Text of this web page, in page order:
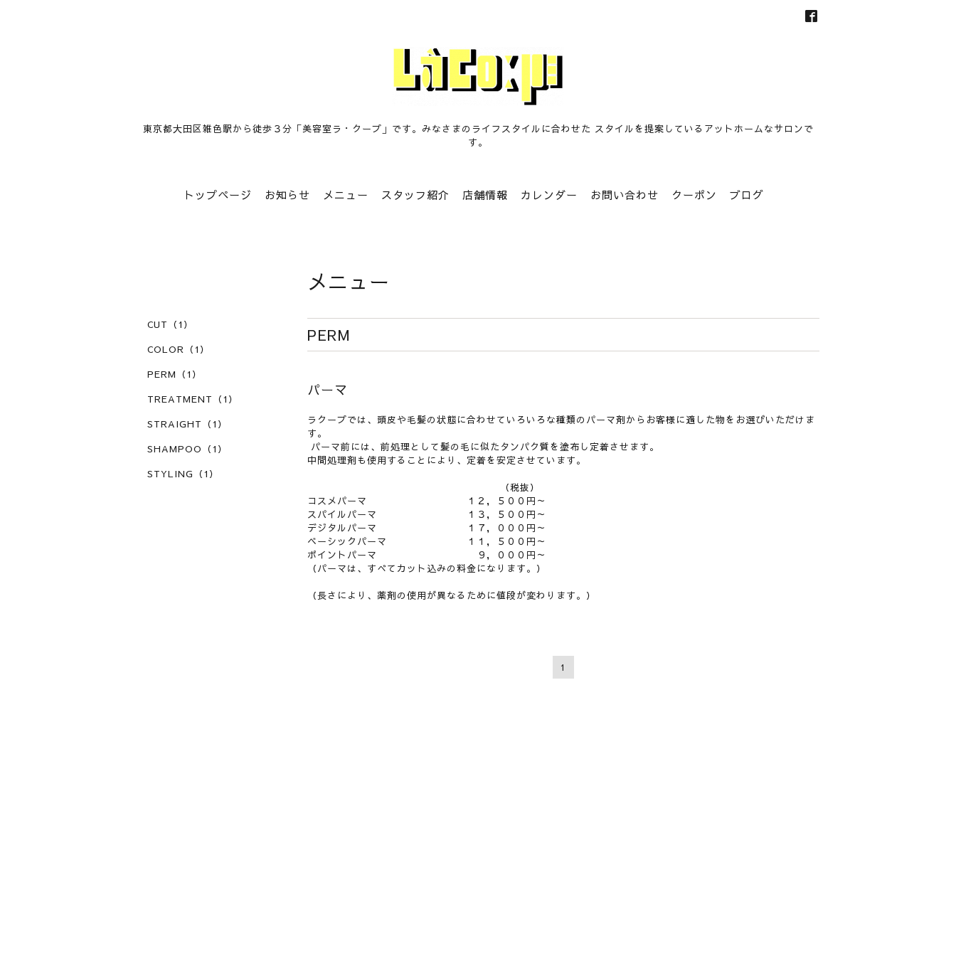
東京都大田区雑色駅から徒歩３分「美容室ラ・クープ」です。みなさまのライフスタイルに合わせた スタイルを提案しているアットホームなサロンで
す。
トップページ お知らせ メニュー スタッフ紹介 店舗情報 カレンダー お問い合わせ クーポン ブログ
メニュー
PERM
パーマ
ラクープでは、頭皮や毛髪の状態に合わせていろいろな種類のパーマ剤からお客様に適した物をお選びいただけま
す。
パーマ前には、前処理として髪の毛に似たタンパク質を塗布し定着させます。
中間処理剤も使用することにより、定着を安定させています。
（税抜）
コスメパーマ
１２，５００円～
スパイルパーマ
１３，５００円～
デジタルパーマ １７，０００円～
ベーシックパーマ １１，５００円～
ポイントパーマ ９，０００円～
（パーマは、すべてカット込みの料金になります。）
（長さにより、薬剤の使用が異なるために値段が変わります。）
1
CUT（1）
COLOR（1）
PERM（1）
TREATMENT（1）
STRAIGHT（1）
SHAMPOO（1）
STYLING（1）